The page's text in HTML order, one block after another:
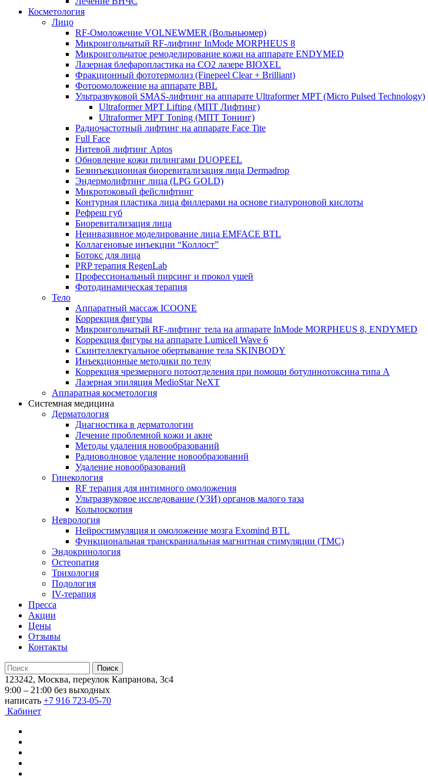
Косметология
Лицо
RF-Омоложение VOLNEWMER (Вольньюмер)
Микроигольчатый RF-лифтинг InMode MORPHEUS 8
Микроигольчатое ремоделирование кожи на аппарате ENDYMED
Лазерная блефаропластика на CO2 лазере BIOXEL
Фракционный фототермолиз (Finepeel Clear + Brilliant)
Фотоомоложение на аппарате BBL
Ультразвуковой SMAS-лифтинг на аппарате Ultraformer MPT (Micro Pulsed Technology)
Ultraformer MPT Lifting (МПТ Лифтинг)
Ultraformer MPT Toning (МПТ Тонинг)
Радиочастотный лифтинг на аппарате Face Tite
Full Face
Нитевой лифтинг Aptos
Обновление кожи пилингами DUOPEEL
Безинъекционная биоревитализация лица Dermadrop
Эндермолифтинг лица (LPG GOLD)
Микротоковый фейслифтинг
Контурная пластика лица филлерами на основе гиалуроновой кислоты
Рефреш губ
Биоревитализация лица
Неинвазивное моделирование лица EMFACE BTL
Коллагеновые инъекции “Коллост”
Ботокс для лица
PRP терапия RegenLab
Профессиональный пирсинг и прокол ушей
Фотодинамическая терапия
Тело
Аппаратный массаж ICOONE
Коррекция фигуры
Микроигольчатый RF-лифтинг тела на аппарате InMode MORPHEUS 8, ENDYMED
Коррекция фигуры на аппарате Lumicell Wave 6
Скинтеллектуальное обертывание тела SKINBODY
Инъекционные методики по телу
Коррекция чрезмерного потоотделения при помощи ботулинотоксина типа А
Лазерная эпиляция MedioStar NeXT
Аппаратная косметология
Системная медицина
Дерматология
Диагностика в дерматологии
Лечение проблемной кожи и акне
Методы удаления новообразований
Радиоволновое удаление новообразований
Удаление новообразований
Гинекология
RF терапия для интимного омоложения
Ультразвуковое исследование (УЗИ) органов малого таза
Кольпоскопия
Неврология
Нейростимуляция и омоложение мозга Exomind BTL
Функциональная транскраниальная магнитная стимуляции (ТМС)
Эндокринология
Остеопатия
Трихология
Подология
IV-терапия
Пресса
Акции
Цены
Отзывы
Контакты
123242, Москва, переулок Капранова, 3с4
9:00 – 21:00 без выходных
написать +7 916 723-05-70
Кабинет